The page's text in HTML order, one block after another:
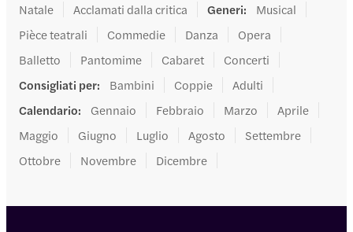
Natale
Acclamati dalla critica Generi:
Musical
Pièce teatrali
Commedie Danza
Opera
Balletto
Pantomime Cabaret
Concerti
Consigliati per: Bambini Coppie
Adulti
Calendario: Gennaio Febbraio Marzo
Aprile
Maggio
Giugno Luglio Agosto
Settembre
Ottobre
Novembre Dicembre